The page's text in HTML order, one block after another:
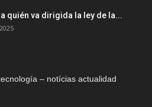
a quién va dirigida la ley de la...
– notícias actualidad